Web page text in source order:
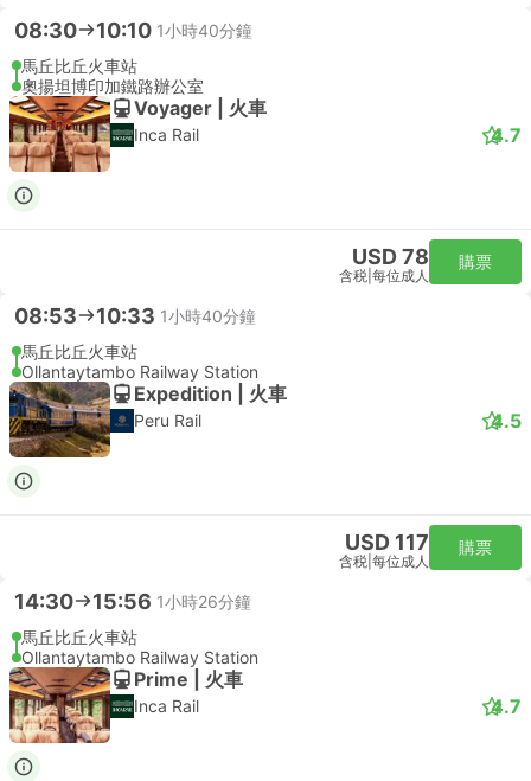
08:30 10:10 1小時40分鐘
馬丘比丘火車站
奧揚坦博印加鐵路辦公室
Voyager | 火車
Inca Rail 4.7
USD 78
含税 每位成人
購票
08:53 10:33 1小時40分鐘
馬丘比丘火車站
Ollantaytambo Railway Station
Expedition | 火車
Peru Rail 4.5
USD 117
含税 每位成人
購票
14:30 15:56 1小時26分鐘
馬丘比丘火車站
Ollantaytambo Railway Station
Prime | 火車
Inca Rail 4.7